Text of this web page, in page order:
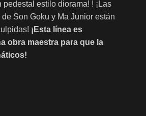
estilo diorama! ! ¡Las
Son Goku y Ma Junior están
¡Esta línea es
obra maestra para que la